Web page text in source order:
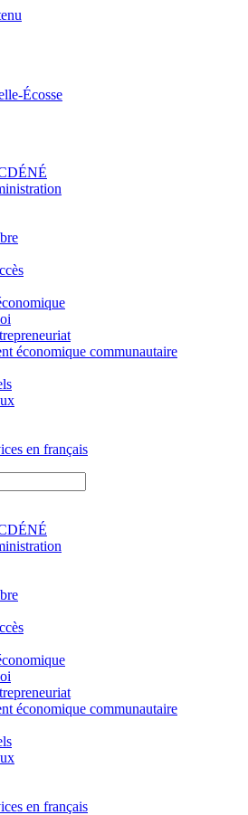
Écosse
économique communautaire
en français
économique communautaire
en français